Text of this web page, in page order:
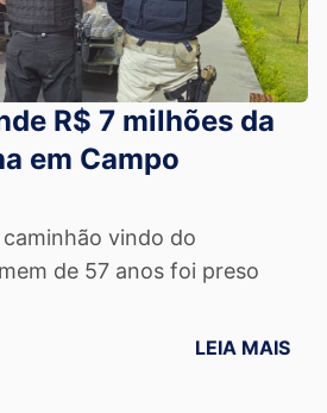
R$ 7 milhões da
em Campo
vindo do
de 57 anos foi preso
pelo email LEIA MAIS